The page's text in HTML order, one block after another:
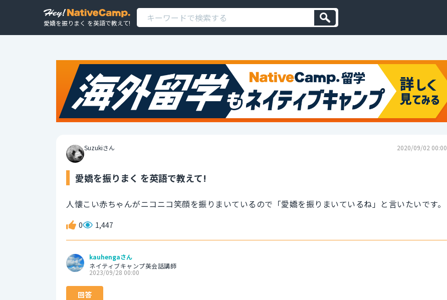
愛嬌を振りまく を英語で教えて!
Suzukiさん 2020/09/02 00:00
愛嬌を振りまく を英語で教えて!
人懐こい赤ちゃんがニコニコ笑顔を振りまいているので「愛嬌を振りまいているね」と言いたいです。
0 1,447
kauhengaさん
ネイティブキャンプ英会話講師
2023/09/28 00:00
回答